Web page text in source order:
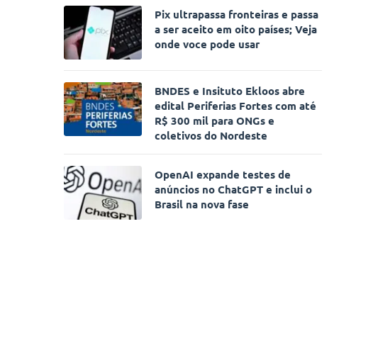
Pix ultrapassa fronteiras e passa
a ser aceito em oito países; Veja
onde voce pode usar
BNDES e Insituto Ekloos abre
edital Periferias Fortes com até
R$ 300 mil para ONGs e
coletivos do Nordeste
OpenAI expande testes de
anúncios no ChatGPT e inclui o
Brasil na nova fase